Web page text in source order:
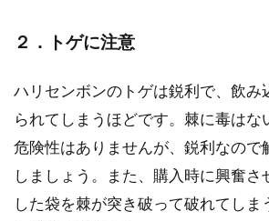
２．トゲに注意
ハリセンボンのトゲは鋭利で、飲み
られてしまうほどです。棘に毒はな
危険性はありませんが、鋭利なので
しましょう。また、購入時に興奮さ
した袋を棘が突き破って破れてしま